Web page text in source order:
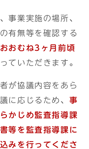
事業実施の場所、
有無等を確認する
おむね3ヶ月前頃
ていただきます。
が協議内容をあら
に応じるため、 事
かじめ監査指導課
等を監査指導課に
みを行ってくださ